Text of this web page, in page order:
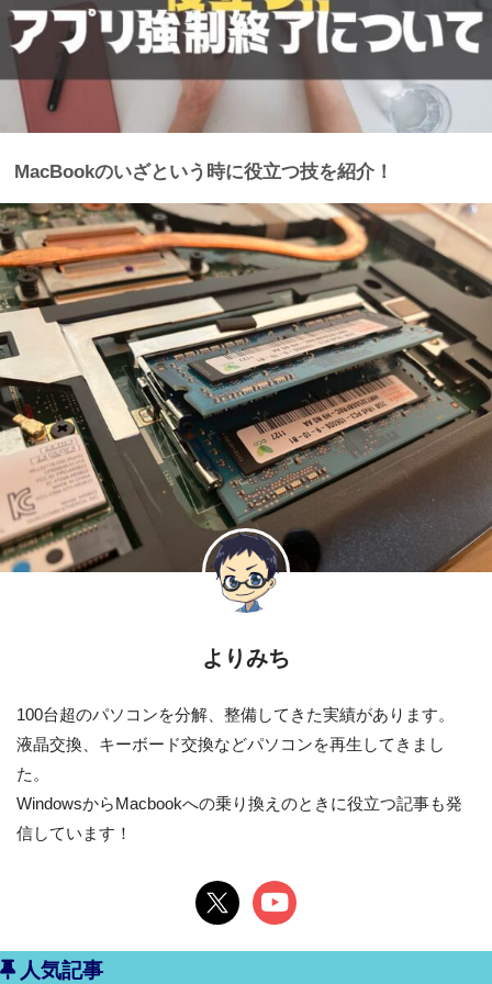
MacBookのいざという時に役立つ技を紹介！
よりみち
100台超のパソコンを分解、整備してきた実績があります。
液晶交換、キーボード交換などパソコンを再生してきまし
た。
WindowsからMacbookへの乗り換えのときに役立つ記事も発
信しています！
人気記事